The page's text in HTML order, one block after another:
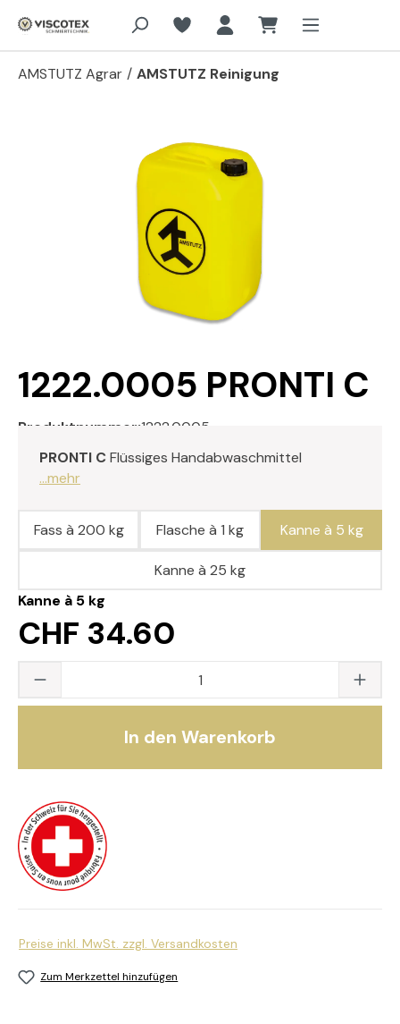
Zum Hauptinhalt springen
AMSTUTZ Agrar / AMSTUTZ Reinigung
Bildergalerie überspringen
1222.0005 PRONTI C
Produktnummer:1222.0005
PRONTI CFlüssiges Handabwaschmittel
...mehr
Kanne à 5 kg
CHF 34.60
Fass à 200 kg Flasche à 1 kg Kanne à 5 kg
Kanne à 25 kg
Produkt Anzahl: Gib den gewünschten
In den Warenkorb
Preise inkl. MwSt. zzgl. Versandkosten
Zum Merkzettel hinzufügen